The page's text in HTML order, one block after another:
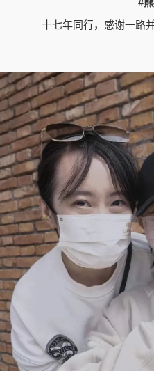
#
十七年同行，感谢一路